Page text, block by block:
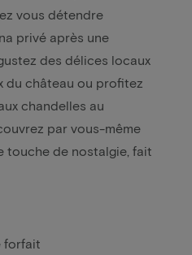
vous détendre
privé après une
des délices locaux
du château ou profitez
chandelles au
par vous-même
touche de nostalgie, fait
forfait